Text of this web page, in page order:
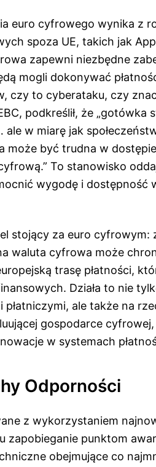
euro cyfrowego wynika z
spoza UE, takich jak
zapewni niezbędne
mogli dokonywać
czy to cyberataku, czy
podkreślił, że „gotówka
w miarę jak
może być trudna w
To stanowisko
wygodę i dostępność
stojący za euro cyfrowym:
waluta cyfrowa może
trasę płatności,
Działa to nie
płatniczymi, ale także na
gospodarce
w systemach
Odporności
z wykorzystaniem
zapobieganie punktom
obejmujące co